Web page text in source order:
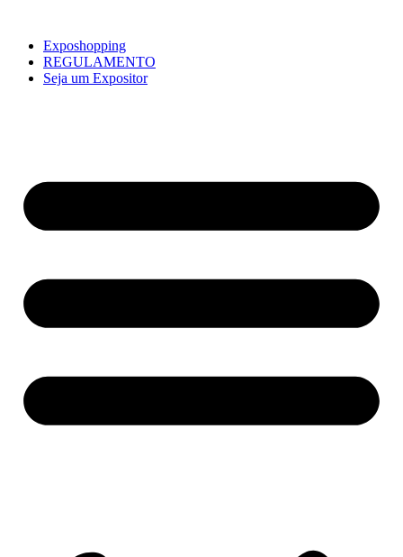
Exposhopping
REGULAMENTO
Seja um Expositor